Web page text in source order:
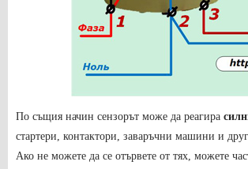
По същия начин сензорът може да реагира
стартери, контактори, заваръчни машини и
Ако не можете да се отървете от тях, можете